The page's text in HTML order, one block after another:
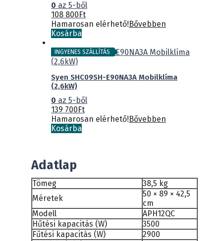
0 az 5-ből
108 800 Ft
Hamarosan elérhető! Bővebben
Kosárba
INGYENES SZÁLLÍTÁS
Syen SHC09SH-E90NA3A Mobilklíma
(2,6kW)
0 az 5-ből
139 700Ft
Hamarosan elérhető!Bővebben
Kosárba
Adatlap
Tömeg
38,5 kg
Méretek
50 × 89 × 42,5
cm
Modell
APH12QC
Hűtési kapacitás (W)
3500
Fűtési kapacitás (W)
2900